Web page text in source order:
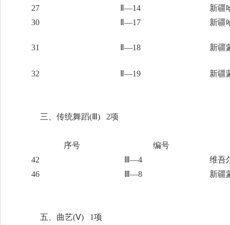
27
Ⅱ—14
新疆
30
Ⅱ—17 新疆
31 Ⅱ—18 新疆
32 Ⅱ—19 新疆
三、传统舞蹈(Ⅲ) 2项
序号
编号
42
Ⅲ—4
维吾
46
Ⅲ—8 新疆
五、曲艺(Ⅴ) 1项